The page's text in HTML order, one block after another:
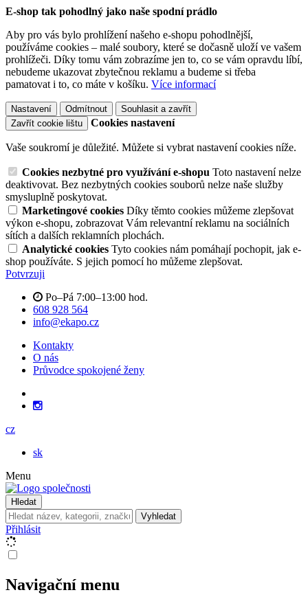
E-shop tak pohodlný jako naše spodní prádlo
Aby pro vás bylo prohlížení našeho e-shopu pohodlnější,
používáme cookies – malé soubory, které se dočasně uloží ve vašem
prohlížeči. Díky tomu vám zobrazíme jen to, co se vám opravdu líbí,
nebudeme ukazovat zbytečnou reklamu a budeme si třeba
pamatovat i to, co máte v košíku. Více informací
Nastavení Odmítnout
Souhlasit a zavřít
Zavřít cookie lištu
Cookies nastavení
Vaše soukromí je důležité. Můžete si vybrat nastavení cookies níže.
Cookies nezbytné pro využívání e-shopu Toto nastavení nelze
deaktivovat. Bez nezbytných cookies souborů nelze naše služby
smysluplně poskytovat.
Marketingové cookies Díky těmto cookies můžeme zlepšovat
výkon e-shopu, zobrazovat Vám relevantní reklamu na sociálních
sítích a dalších reklamních plochách.
Analytické cookies Tyto cookies nám pomáhají pochopit, jak e-
shop používáte. S jejich pomocí ho můžeme zlepšovat.
Potvrzuji
Po–Pá 7:00–13:00 hod.
608 928 564
info@ekapo.cz
Kontakty
O nás
Průvodce spokojené ženy
cz
sk
Menu
Hledat
Vyhledat
Přihlásit
Navigační menu